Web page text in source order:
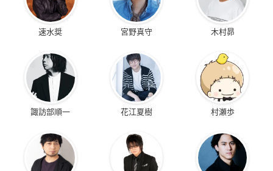
速水奨 宮野真守 木村昴
諏訪部順一 花江夏樹 村瀬歩